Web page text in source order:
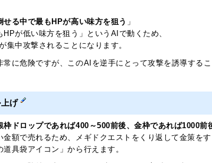
せる中で最もHPが高い味方を狙う 」
HPが低い味方を狙う」というAIで動くため、
集中攻撃されることになります。
に危険ですが、このAIを逆手にとって攻撃を誘導するこ
上げ
枠ドロップであれば400～500前後、金枠であれば1000前
額で売れるため、メギドクエストをくり返して金策をす
具袋アイコン」から行えます。